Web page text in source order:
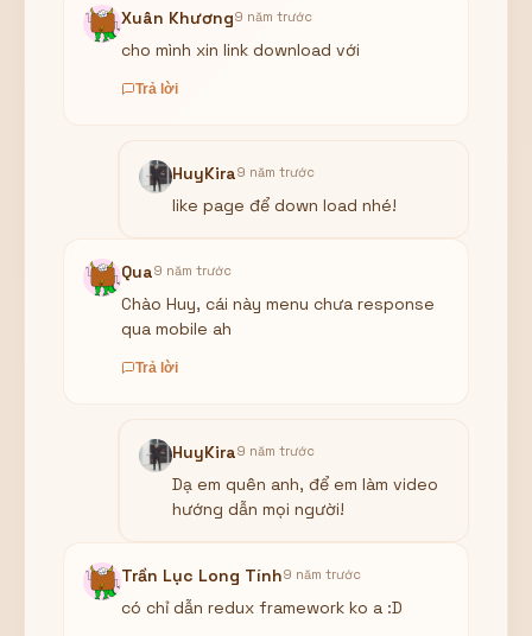
Xuân Khương9 năm trước
cho mình xin link download với
Trả lời
HuyKira9 năm trước
like page để down load nhé!
Qua9 năm trước
Chào Huy, cái này menu chưa response
qua mobile ah
Trả lời
HuyKira9 năm trước
Dạ em quên anh, để em làm video
hướng dẫn mọi người!
Trần Lục Long Tính9 năm trước
có chỉ dẫn redux framework ko a :D